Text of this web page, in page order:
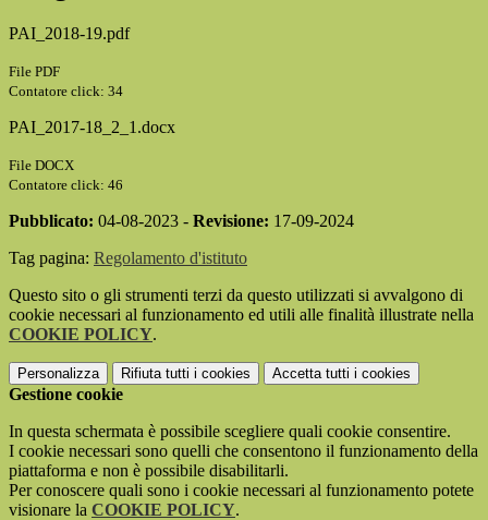
PAI_2018-19.pdf
File PDF
Contatore click: 34
PAI_2017-18_2_1.docx
File DOCX
Contatore click: 46
Pubblicato: 04-08-2023 - Revisione: 17-09-2024
Tag pagina: Regolamento d'istituto
Questo sito o gli strumenti terzi da questo utilizzati si avvalgono di
cookie necessari al funzionamento ed utili alle finalità illustrate nella
COOKIE POLICY.
Personalizza Rifiuta tutti i cookies Accetta tutti i cookies
Gestione cookie
In questa schermata è possibile scegliere quali cookie consentire.
I cookie necessari sono quelli che consentono il funzionamento della
piattaforma e non è possibile disabilitarli.
Per conoscere quali sono i cookie necessari al funzionamento potete
visionare la COOKIE POLICY.